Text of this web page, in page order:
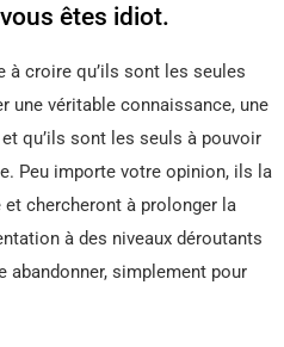
êtes idiot.
à croire qu’ils sont les seules
une véritable connaissance, une
qu’ils sont les seuls à pouvoir
Peu importe votre opinion, ils la
chercheront à prolonger la
à des niveaux déroutants
abandonner, simplement pour